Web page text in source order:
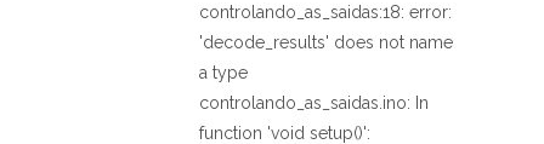
controlando_as_saidas:18: error:
'decode_results' does not name
a type
controlando_as_saidas.ino: In
function 'void setup()':